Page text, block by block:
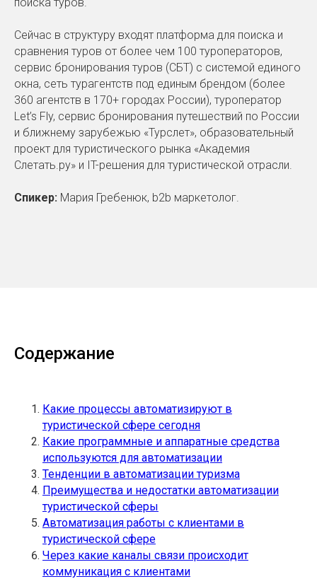
Сейчас в структуру входят платформа для поиска и
сравнения туров от более чем 100 туроператоров,
сервис бронирования туров (СБТ) с системой единого
окна, сеть турагентств под единым брендом (более
360 агентств в 170+ городах России), туроператор
Let’s Fly, сервис бронирования путешествий по России
и ближнему зарубежью «Турслет», образовательный
проект для туристического рынка «Академия
Слетать.ру» и IT-решения для туристической отрасли.
Спикер: Мария Гребенюк, b2b маркетолог.
Содержание
Какие процессы автоматизируют в
туристической сфере сегодня
Какие программные и аппаратные средства
используются для автоматизации
Тенденции в автоматизации туризма
Преимущества и недостатки автоматизации
туристической сферы
Автоматизация работы с клиентами в
туристической сфере
Через какие каналы связи происходит
коммуникация с клиентами